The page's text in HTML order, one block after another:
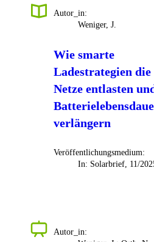
Autor_in:
Weniger, J.
Wie smarte
Ladestrategien die
Netze entlasten
verlängern
Veröffentlichungsmedium:
In: Solarbrief, 11/
Autor_in: